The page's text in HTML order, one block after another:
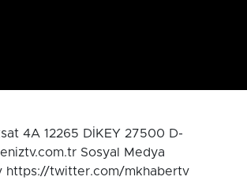
4A 12265 DİKEY 27500 D-
Sosyal Medya
https://twitter.com/mkhabertv